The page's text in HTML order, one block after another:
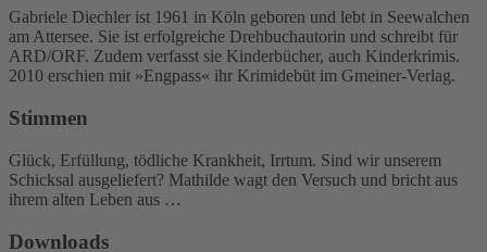
Gabriele Diechler ist 1961 in Köln geboren und lebt in Seewalchen
am Attersee. Sie ist erfolgreiche Drehbuchautorin und schreibt für
ARD/ORF. Zudem verfasst sie Kinderbücher, auch Kinderkrimis.
2010 erschien mit »Engpass« ihr Krimidebüt im Gmeiner-Verlag.
Stimmen
Glück, Erfüllung, tödliche Krankheit, Irrtum. Sind wir unserem
Schicksal ausgeliefert? Mathilde wagt den Versuch und bricht aus
ihrem alten Leben aus …
Downloads